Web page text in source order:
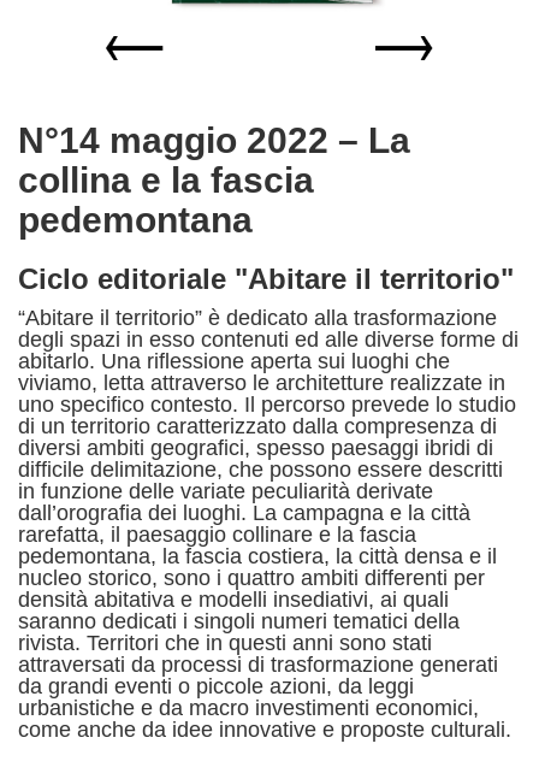
N°14 maggio 2022 – La
collina e la fascia
pedemontana
Ciclo editoriale "Abitare il territorio"
“Abitare il territorio” è dedicato alla trasformazione
degli spazi in esso contenuti ed alle diverse forme di
abitarlo. Una riflessione aperta sui luoghi che
viviamo, letta attraverso le architetture realizzate in
uno specifico contesto. Il percorso prevede lo studio
di un territorio caratterizzato dalla compresenza di
diversi ambiti geografici, spesso paesaggi ibridi di
difficile delimitazione, che possono essere descritti
in funzione delle variate peculiarità derivate
dall’orografia dei luoghi. La campagna e la città
rarefatta, il paesaggio collinare e la fascia
pedemontana, la fascia costiera, la città densa e il
nucleo storico, sono i quattro ambiti differenti per
densità abitativa e modelli insediativi, ai quali
saranno dedicati i singoli numeri tematici della
rivista. Territori che in questi anni sono stati
attraversati da processi di trasformazione generati
da grandi eventi o piccole azioni, da leggi
urbanistiche e da macro investimenti economici,
come anche da idee innovative e proposte culturali.